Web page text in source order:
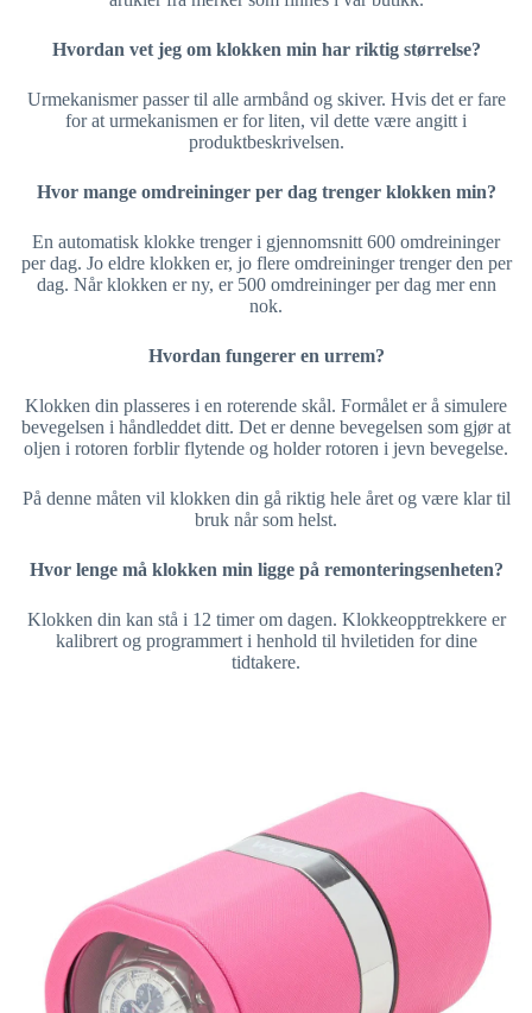
Hvordan vet jeg om klokken min har riktig størrelse?
Urmekanismer passer til alle armbånd og skiver. Hvis det er fare
for at urmekanismen er for liten, vil dette være angitt i
produktbeskrivelsen.
Hvor mange omdreininger per dag trenger klokken min?
En automatisk klokke trenger i gjennomsnitt 600 omdreininger
per dag. Jo eldre klokken er, jo flere omdreininger trenger den per
dag. Når klokken er ny, er 500 omdreininger per dag mer enn
nok.
Hvordan fungerer en urrem?
Klokken din plasseres i en roterende skål. Formålet er å simulere
bevegelsen i håndleddet ditt. Det er denne bevegelsen som gjør at
oljen i rotoren forblir flytende og holder rotoren i jevn bevegelse.
På denne måten vil klokken din gå riktig hele året og være klar til
bruk når som helst.
Hvor lenge må klokken min ligge på remonteringsenheten?
Klokken din kan stå i 12 timer om dagen. Klokkeopptrekkere er
kalibrert og programmert i henhold til hviletiden for dine
tidtakere.